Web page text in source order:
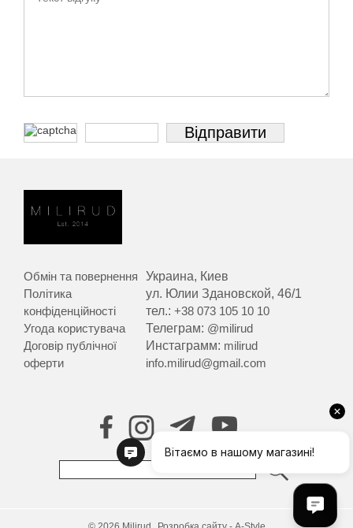
Обмін та повернення
Політика
конфіденційності
Угода користувача
Договір публічної
оферти
Украина, Киев
ул. Юлии Здановской, 46/1
тел.:+38 073 105 10 10
Телеграм: @milirud
Инстаграмм: milirud
info.milirud@gmail.com